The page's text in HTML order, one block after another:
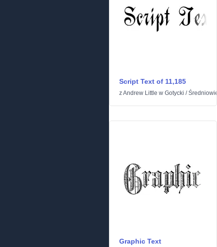
Script Text of 11,185
zAndrew Little w Gotycki /
Graphic Text